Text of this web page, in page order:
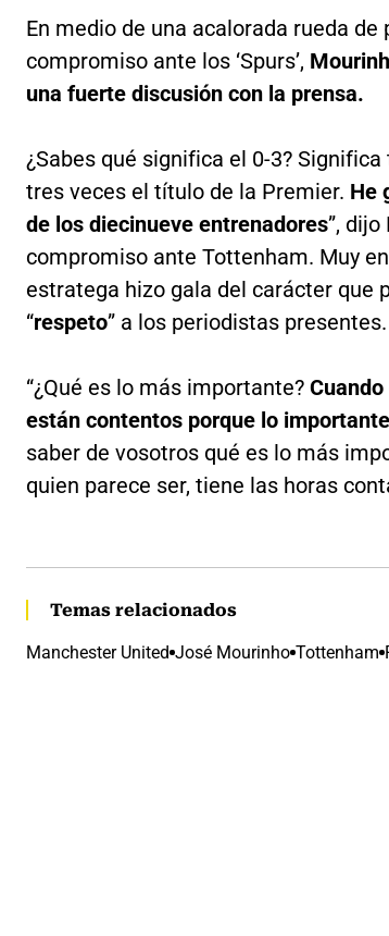
En medio de una acalorada rueda de
compromiso ante los ‘Spurs’,
una fuerte discusión con la prensa.
¿Sabes qué significa el 0-3?
tres veces el título de la Premier. He
de los diecinueve entrenadores”,
compromiso ante Tottenham. Muy
estratega hizo gala del carácter que
“respeto” a los periodistas presentes.
“¿Qué es lo más importante?
están contentos porque lo
saber de vosotros qué es lo más
quien parece ser, tiene las horas
Temas relacionados
Manchester United José Mourinho Tottenham